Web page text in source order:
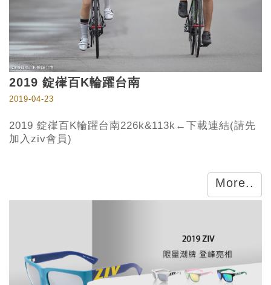
2019 錠嵂百K輪躍台南
2019-04-23
2019 錠嵂百K輪躍台南226k&113k←下載連結(請先
加入ziv會員)
More..